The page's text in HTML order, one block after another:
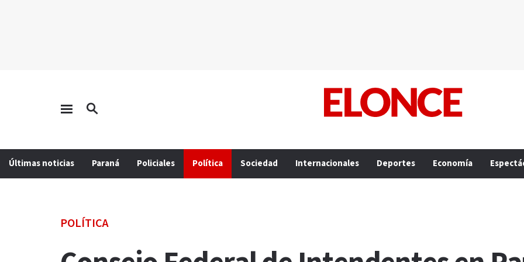
Últimas noticias Paraná Policiales Política Sociedad Internacionales Deportes Economía
POLÍTICA